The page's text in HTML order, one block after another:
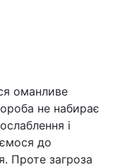
оманливе
не набирає
і
до
Проте загроза